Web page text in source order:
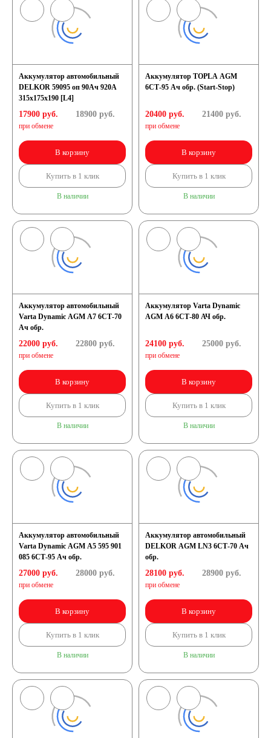
Аккумулятор автомобильный
DELKOR 59095 оп 90Ач 920А
315х175х190 [L4]
17900 руб.
при обмене
18900руб.
В корзину
Купить в 1 клик
В наличии
Аккумулятор TOPLA AGM
6СТ-95 Ач обр. (Start-Stop)
20400 руб.
при обмене
21400руб.
В корзину
Купить в 1 клик
В наличии
Аккумулятор автомобильный
Varta Dynamic AGM A7 6СТ-70
Ач обр.
22000 руб.
при обмене
22800руб.
В корзину
Купить в 1 клик
В наличии
Аккумулятор Varta Dynamic
AGM A6 6СТ-80 АЧ обр.
24100 руб.
при обмене
25000руб.
В корзину
Купить в 1 клик
В наличии
Аккумулятор автомобильный
Varta Dynamic AGM A5 595 901
085 6СТ-95 Ач обр.
27000 руб.
при обмене
28000руб.
В корзину
Купить в 1 клик
В наличии
Аккумулятор автомобильный
DELKOR AGM LN3 6СТ-70 Ач
обр.
28100 руб.
при обмене
28900руб.
В корзину
Купить в 1 клик
В наличии